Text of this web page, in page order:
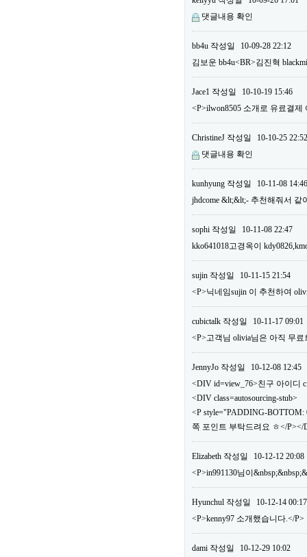
댓글내용 확인
bb4u 작성일
10-09-28 22:12
김보운 bb4u<BR>김진혁
Jace1 작성일
10-10-19 15:46
<P>ilwon8505 소개로 유료결
ChristineJ 작성일
10-10-25 22:52
댓글내용 확인
kunhyung 작성일
10-11-08 14:46
jhdcome &lt;&lt;- 추천해줘서
sophi 작성일
10-11-08 22:47
kko641018고경옥이
sujin 작성일
10-11-15 21:54
<P>닉네임sujin 이 추천하여
cubictalk 작성일
10-11-17 09:01
<P>고객님 olivia님은 아직 무
JennyJo 작성일
10-12-08 12:45
<DIV id=view_76>친구 아이디
<DIV class=autosourcing-stub>
<P style="PADDING-
쪽 포인트 부탁드려요 ㅎ</
Elizabeth 작성일
10-12-12 20:08
<P>in991130님이
Hyunchul 작성일
10-12-14 00:17
<P>kenny97 소개했습니다.</P>
dami 작성일
10-12-29 10:02